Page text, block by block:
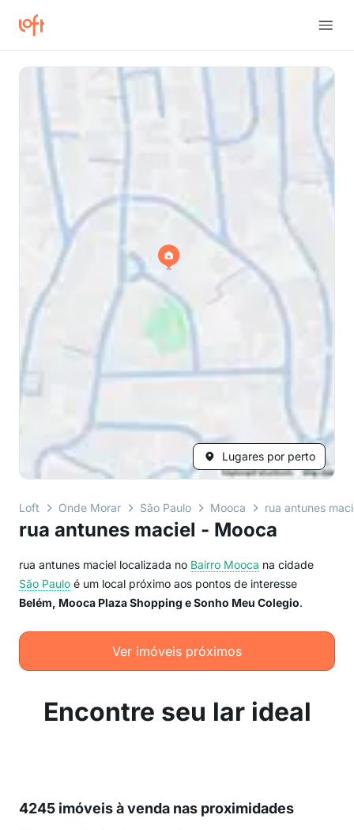
Lugares por perto
Loft Onde Morar São Paulo Mooca rua antunes
rua antunes maciel - Mooca
rua antunes maciel localizada no Bairro Mooca na cidade
São Paulo é um local próximo aos pontos de interesse
Belém, Mooca Plaza Shopping e Sonho Meu Colegio.
Ver imóveis próximos
Encontre seu lar ideal
4245 imóveis à venda nas proximidades